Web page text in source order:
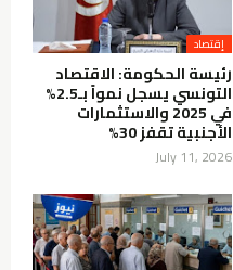
إقتصاد
رئيسة الحكومة: الاقتصاد
التونسي يسجل نمواً بـ2.5%
في 2025 والاستثمارات
الأجنبية تقفز 30%
July 11, 2026